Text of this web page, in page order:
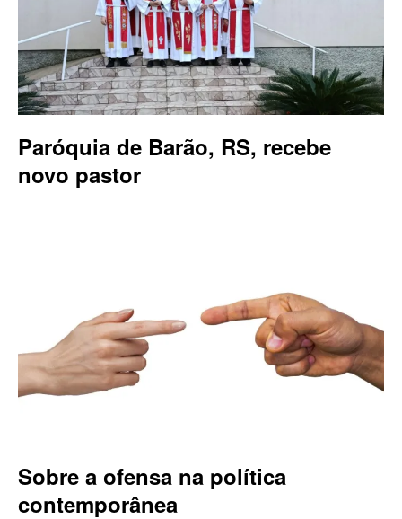
Paróquia de Barão, RS, recebe
novo pastor
Sobre a ofensa na política
contemporânea